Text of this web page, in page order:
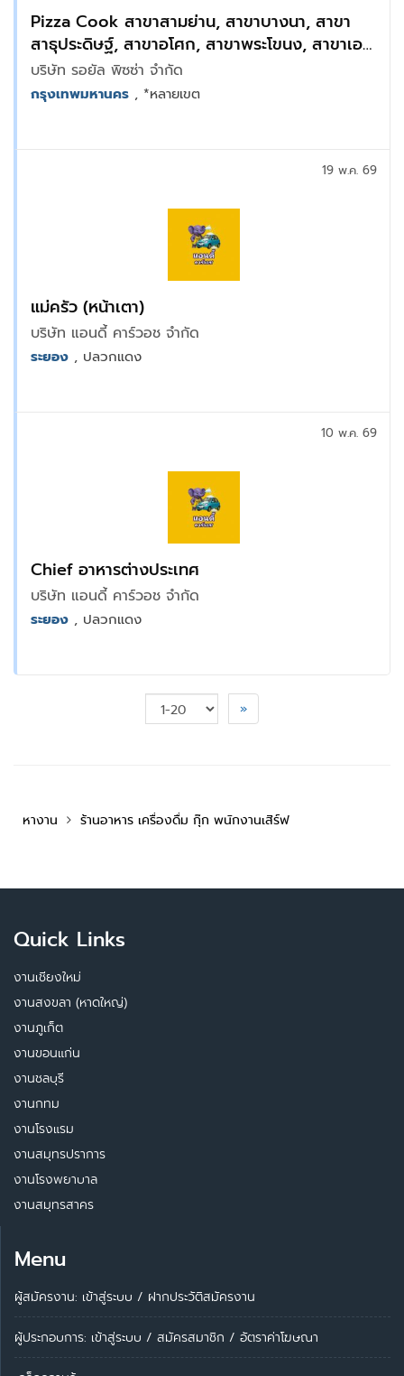
Pizza Cook สาขาสามย่าน, สาขาบางนา, สาขา
สาธุประดิษฐ์, สาขาอโศก, สาขาพระโขนง, สาขาเอ
เชียทิค, สาขารามคำแหง, สาขาพระราม9 Bravo
BKK
บริษัท รอยัล พิซซ่า จำกัด
กรุงเทพมหานคร , *หลายเขต
แม่ครัว (หน้าเตา)
บริษัท แอนดี้ คาร์วอช จำกัด
19 พ.ค. 69
ระยอง , ปลวกแดง
Chief อาหารต่างประเทศ
บริษัท แอนดี้ คาร์วอช จำกัด
10 พ.ค. 69
ระยอง , ปลวกแดง
»
หางาน ร้านอาหาร เครื่องดื่ม กุ๊ก พนักงานเสิร์ฟ
Quick Links
งานเชียงใหม่
งานสงขลา (หาดใหญ่)
งานภูเก็ต
งานขอนแก่น
งานชลบุรี
งานกทม
งานโรงแรม
งานสมุทรปราการ
งานโรงพยาบาล
งานสมุทรสาคร
Menu
ผู้สมัครงาน: เข้าสู่ระบบ / ฝากประวัติสมัครงาน
ผู้ประกอบการ: เข้าสู่ระบบ / สมัครสมาชิก / อัตราค่าโฆษณา